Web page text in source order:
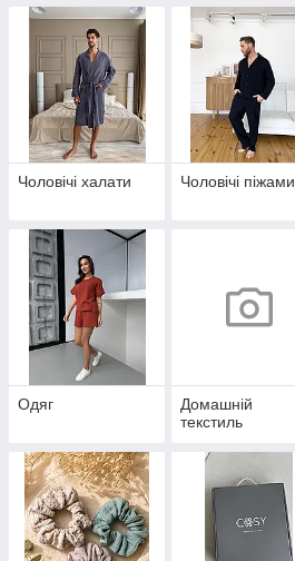
Чоловічі халати Чоловічі піжами
Одяг
Домашній
текстиль